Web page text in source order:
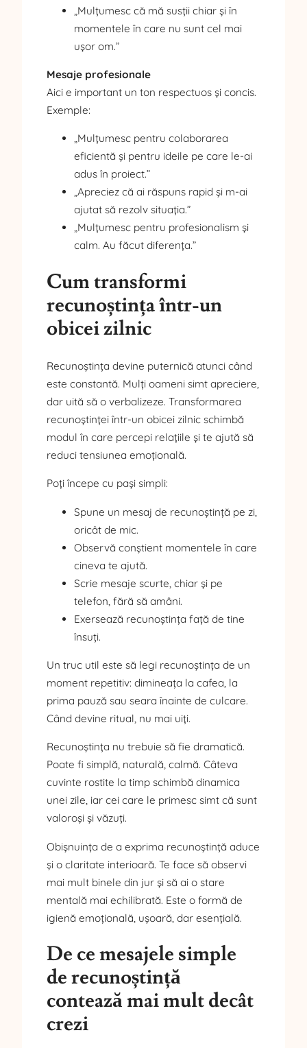
„Mulțumesc că mă susții chiar și în
momentele în care nu sunt cel mai
ușor om.”
Mesaje profesionale
Aici e important un ton respectuos și concis.
Exemple:
„Mulțumesc pentru colaborarea
eficientă și pentru ideile pe care le-ai
adus în proiect.”
„Apreciez că ai răspuns rapid și m-ai
ajutat să rezolv situația.”
„Mulțumesc pentru profesionalism și
calm. Au făcut diferența.”
Cum transformi
recunoștința într-un
obicei zilnic
Recunoștința devine puternică atunci când
este constantă. Mulți oameni simt apreciere,
dar uită să o verbalizeze. Transformarea
recunoștinței într-un obicei zilnic schimbă
modul în care percepi relațiile și te ajută să
reduci tensiunea emoțională.
Poți începe cu pași simpli:
Spune un mesaj de recunoștință pe zi,
oricât de mic.
Observă conștient momentele în care
cineva te ajută.
Scrie mesaje scurte, chiar și pe
telefon, fără să amâni.
Exersează recunoștința față de tine
însuți.
Un truc util este să legi recunoștința de un
moment repetitiv: dimineața la cafea, la
prima pauză sau seara înainte de culcare.
Când devine ritual, nu mai uiți.
Recunoștința nu trebuie să fie dramatică.
Poate fi simplă, naturală, calmă. Câteva
cuvinte rostite la timp schimbă dinamica
unei zile, iar cei care le primesc simt că sunt
valoroși și văzuți.
Obișnuința de a exprima recunoștință aduce
și o claritate interioară. Te face să observi
mai mult binele din jur și să ai o stare
mentală mai echilibrată. Este o formă de
igienă emoțională, ușoară, dar esențială.
De ce mesajele simple
de recunoștință
contează mai mult decât
crezi